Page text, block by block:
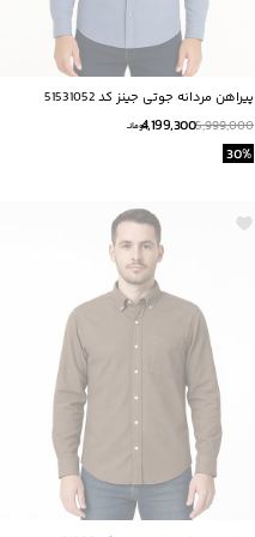
پیراهن مردانه جوتی جینز کد 51531052
5,999,000
4,199,300تومانــ
30%